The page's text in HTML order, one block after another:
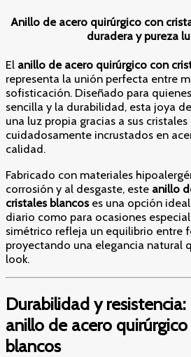
cada
detalle
cantidad
Anillo de acero quirúrgico con
duradera y pureza
El anillo de acero quirúrgico con
representa la unión perfecta entre
sofisticación. Diseñado para
sencilla y la durabilidad, esta joya
una luz propia gracias a sus
cuidadosamente incrustados en
calidad.
Fabricado con materiales
corrosión y al desgaste, este anillo
cristales blancoses una opción
diario como para ocasiones
simétrico refleja un equilibrio entre
proyectando una elegancia natural
look.
Durabilidad y
anillo de acero
blancos